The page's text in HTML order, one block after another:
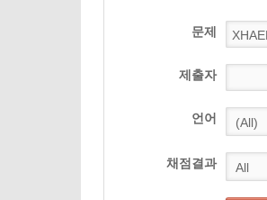
문제
제출자
언어
채점결과